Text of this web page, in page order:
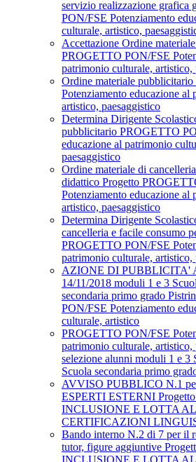
servizio realizzazione grafica
PON/FSE Potenziamento
culturale, artistico,
Accettazione Ordine
PROGETTO PON/FSE
patrimonio culturale, artistico,
Ordine materiale
Potenziamento educazione al
artistico, paesaggistico
Determina Dirigente
pubblicitario PROGETTO
educazione al patrimonio
paesaggistico
Ordine materiale di
didattico Progetto
Potenziamento educazione al
artistico, paesaggistico
Determina Dirigente
cancelleria e facile consumo
PROGETTO PON/FSE
patrimonio culturale, artistico,
AZIONE DI PUBBLICITA'
14/11/2018 moduli 1 e 3
secondaria primo grado
PON/FSE Potenziamento
culturale, artistico
PROGETTO PON/FSE
patrimonio culturale,
selezione alunni moduli 1 e 3
Scuola secondaria primo
AVVISO PUBBLICO N.1
ESPERTI ESTERNI
INCLUSIONE E LOTTA
CERTIFICAZIONI
Bando interno N.2 di 7 per il
tutor, figure aggiuntive